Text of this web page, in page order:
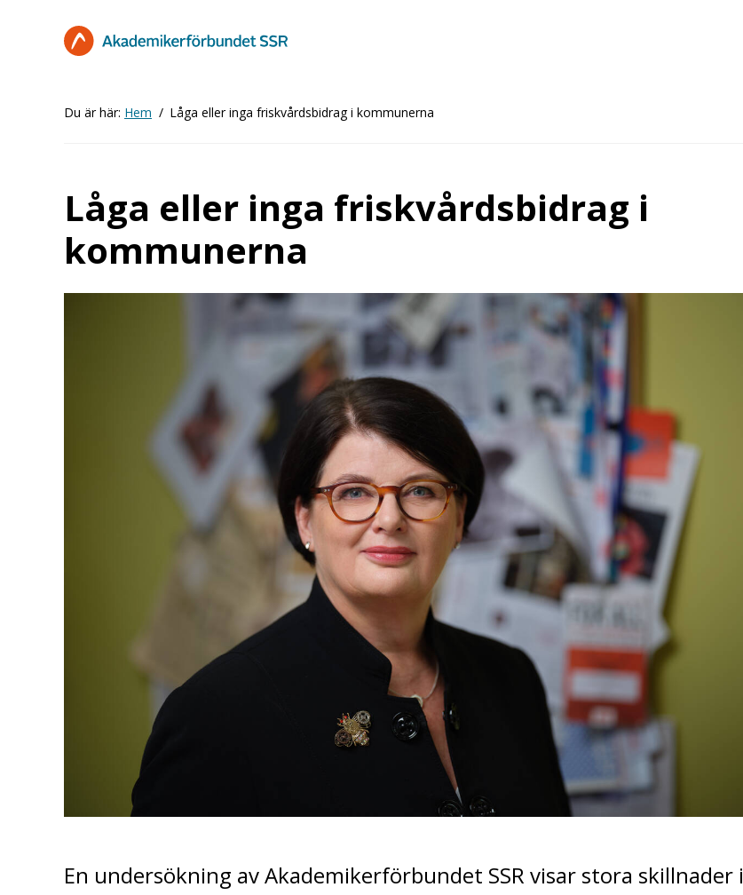
Du är här: Hem Låga eller inga friskvårdsbidrag i kommunerna
Låga eller inga friskvårdsbidrag i
kommunerna
En undersökning av Akademikerförbundet SSR visar stora skillnader i